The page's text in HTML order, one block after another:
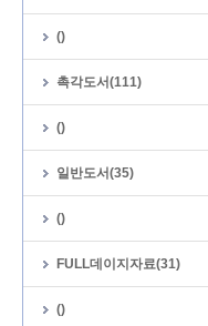
()
촉각도서(111)
()
일반도서(35)
()
FULL데이지자료(31)
()